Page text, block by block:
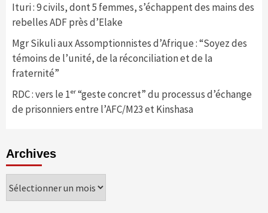
Ituri : 9 civils, dont 5 femmes, s’échappent des mains des
rebelles ADF près d’Elake
Mgr Sikuli aux Assomptionnistes d’Afrique : “Soyez des
témoins de l’unité, de la réconciliation et de la
fraternité”
RDC : vers le 1ᵉʳ “geste concret” du processus d’échange
de prisonniers entre l’AFC/M23 et Kinshasa
Archives
Archives